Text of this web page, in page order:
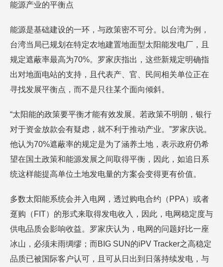
能源产业的平衡点
能源是基础建设的一环，与政策密不可分。以台湾为例，
台湾当局已规划在特定农地建置地面型太阳能发电厂，且
规定遮蔽率最高为70%。罗家庆指出，这些新规定明确指
出对地面电站的支持，且代表产、官、民间相关单位正在
寻找发展平衡点，而不是只往某个面向倾斜。
“太阳能的政策要平衡才能有效发展。若政策不明朗，银行
对于资金放款会有疑虑，就不利于推动产业。”罗家庆说。
他认为70%遮蔽率的规定是为了涵养土地，表示政府仍希
望在国土政策和能源发展之间取得平衡，因此，如追日系
统这样能提高单位土地发电量的方案会变得更有价值。
多数太阳能系统会并入电网，透过购电合约（PPA）或者
趸购（FIT）的形式来取得发电收入，因此，电网稳定度与
供电品质会影响收益。罗家庆认为，电网的问题好比一座
冰山，必须未雨绸缪；而BIG SUN的iPV Tracker之高稳定
品质已被国际客户认可，且可从日出到日落持续发电，与